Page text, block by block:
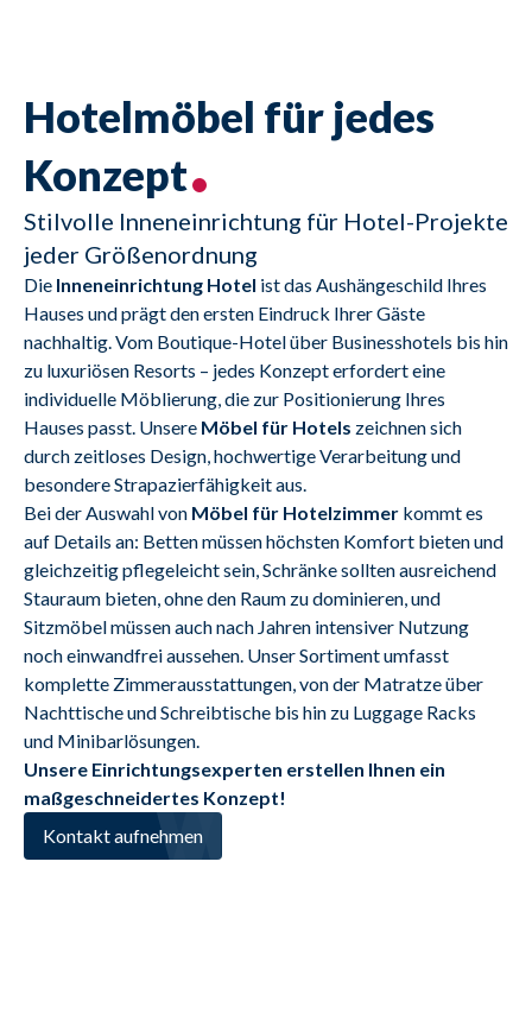
Hotelmöbel für jedes
Konzept
Stilvolle Inneneinrichtung für Hotel-Projekte
jeder Größenordnung
Die Inneneinrichtung Hotel ist das Aushängeschild Ihres
Hauses und prägt den ersten Eindruck Ihrer Gäste
nachhaltig. Vom Boutique-Hotel über Businesshotels bis hin
zu luxuriösen Resorts – jedes Konzept erfordert eine
individuelle Möblierung, die zur Positionierung Ihres
Hauses passt. Unsere Möbel für Hotels zeichnen sich
durch zeitloses Design, hochwertige Verarbeitung und
besondere Strapazierfähigkeit aus.
Bei der Auswahl von Möbel für Hotelzimmer kommt es
auf Details an: Betten müssen höchsten Komfort bieten und
gleichzeitig pflegeleicht sein, Schränke sollten ausreichend
Stauraum bieten, ohne den Raum zu dominieren, und
Sitzmöbel müssen auch nach Jahren intensiver Nutzung
noch einwandfrei aussehen. Unser Sortiment umfasst
komplette Zimmerausstattungen, von der Matratze über
Nachttische und Schreibtische bis hin zu Luggage Racks
und Minibarlösungen.
Unsere Einrichtungsexperten erstellen Ihnen ein
maßgeschneidertes Konzept!
Kontakt aufnehmen